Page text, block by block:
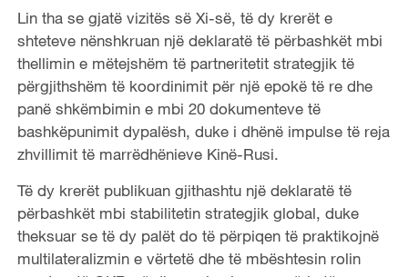
Lin tha se gjatë vizitës së Xi-së, të dy krerët e
shteteve nënshkruan një deklaratë të përbashkët mbi
thellimin e mëtejshëm të partneritetit strategjik të
përgjithshëm të koordinimit për një epokë të re dhe
panë shkëmbimin e mbi 20 dokumenteve të
bashkëpunimit dypalësh, duke i dhënë impulse të reja
zhvillimit të marrëdhënieve Kinë-Rusi.
Të dy krerët publikuan gjithashtu një deklaratë të
përbashkët mbi stabilitetin strategjik global, duke
theksuar se të dy palët do të përpiqen të praktikojnë
multilateralizmin e vërtetë dhe të mbështesin rolin